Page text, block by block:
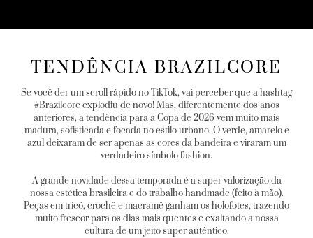
TENDÊNCIA BRAZILCORE
Se você der um scroll rápido no TikTok, vai perceber que a hashtag
#Brazilcore explodiu de novo! Mas, diferentemente dos anos
anteriores, a tendência para a Copa de 2026 vem muito mais
madura, sofisticada e focada no estilo urbano. O verde, amarelo e
azul deixaram de ser apenas as cores da bandeira e viraram um
verdadeiro símbolo fashion.
A grande novidade dessa temporada é a super valorização da
nossa estética brasileira e do trabalho handmade (feito à mão).
Peças em tricô, crochê e macramê ganham os holofotes, trazendo
muito frescor para os dias mais quentes e exaltando a nossa
cultura de um jeito super autêntico.